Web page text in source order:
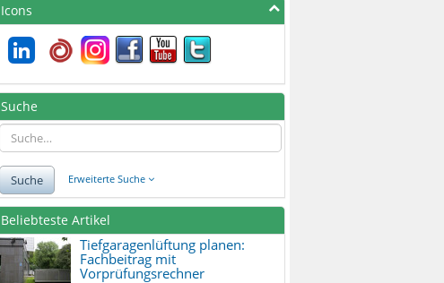
Icons
Suche
Suche Erweiterte Suche
Beliebteste Artikel
Tiefgaragenlüftung planen:
Fachbeitrag mit
Vorprüfungsrechner